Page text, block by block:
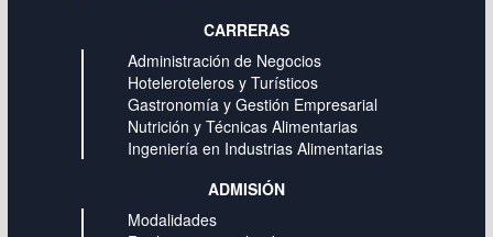
CARRERAS
Administración de Negocios
Hoteleroteleros y Turísticos
Gastronomía y Gestión Empresarial
Nutrición y Técnicas Alimentarias
Ingeniería en Industrias Alimentarias
ADMISIÓN
Modalidades